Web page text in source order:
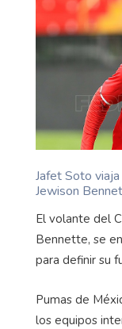
Jafet Soto
Jewison
El volante del
Bennette, se
para definir su
Pumas de
los equipos